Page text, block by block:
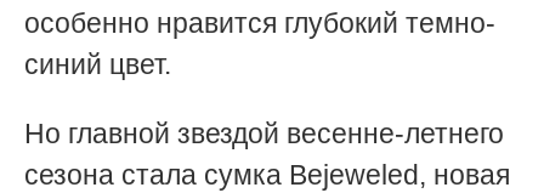
особенно нравится глубокий темно-
синий цвет.
Но главной звездой весенне-летнего
сезона стала сумка Bejeweled, новая